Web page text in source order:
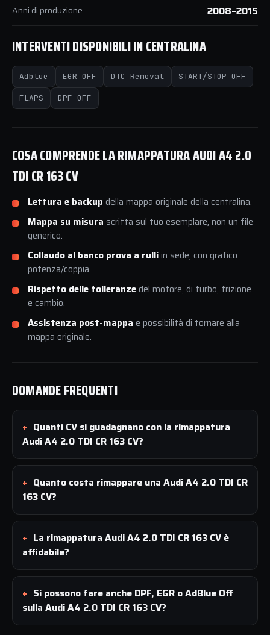
Anni di produzione 2008–2015
INTERVENTI DISPONIBILI IN CENTRALINA
Adblue EGR OFF DTC Removal START/STOP OFF
FLAPS DPF OFF
COSA COMPRENDE LA RIMAPPATURA AUDI A4 2.0
TDI CR 163 CV
Lettura e backup della mappa originale della centralina.
Mappa su misura scritta sul tuo esemplare, non un file
generico.
Collaudo al banco prova a rulliin sede, con grafico
potenza/coppia.
Rispetto delle tolleranzedel motore, di turbo, frizione
e cambio.
Assistenza post-mappa e possibilità di tornare alla
mappa originale.
DOMANDE FREQUENTI
Quanti CV si guadagnano con la rimappatura
Audi A4 2.0 TDI CR 163 CV?
Quanto costa rimappare una Audi A4 2.0 TDI CR
163 CV?
La rimappatura Audi A4 2.0 TDI CR 163 CV è
affidabile?
Si possono fare anche DPF, EGR o AdBlue Off
sulla Audi A4 2.0 TDI CR 163 CV?